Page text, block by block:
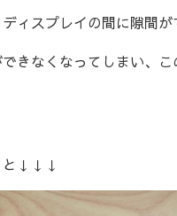
ィスプレイの間に隙間が
きなくなってしまい、
と↓↓↓